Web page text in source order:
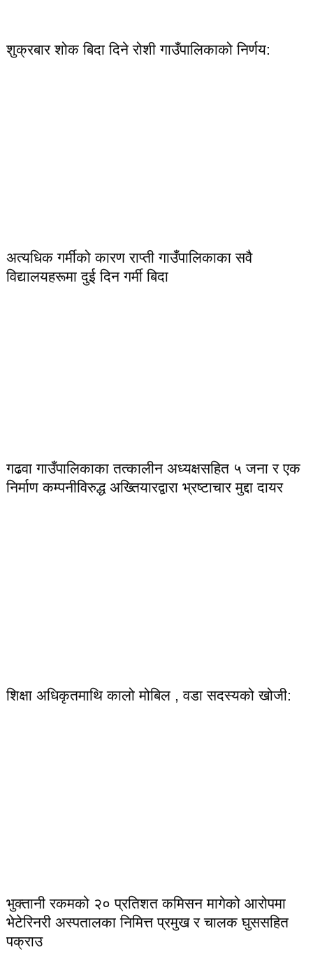
शुक्रबार शोक बिदा दिने रोशी गाउँपालिकाको निर्णय:
अत्यधिक गर्मीको कारण राप्ती गाउँपालिकाका सवै
विद्यालयहरूमा दुई दिन गर्मी बिदा
गढवा गाउँपालिकाका तत्कालीन अध्यक्षसहित ५ जना र एक
निर्माण कम्पनीविरुद्ध अख्तियारद्वारा भ्रष्टाचार मुद्दा दायर
शिक्षा अधिकृतमाथि कालो मोबिल , वडा सदस्यको खोजी:
भुक्तानी रकमको २० प्रतिशत कमिसन मागेको आरोपमा
भेटेरिनरी अस्पतालका निमित्त प्रमुख र चालक घुससहित
पक्राउ